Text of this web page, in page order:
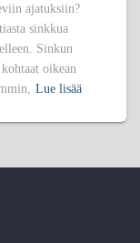
ajatuksiin?
sinkkua
Sinkun
oikean
Lue lisää